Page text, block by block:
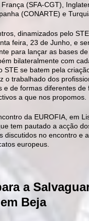
(SFA-CGT),
(CONARTE) e
dinamizados pelo
feira, 23 de Junho, e
para lançar as bases
bilateralmente com
STE se batem pela
o trabalhado dos
de formas diferentes de
a que nos propomos.
da EUROFIA, em
tem pautado a acção
discutidos no encontro e
europeus.
a
Beja